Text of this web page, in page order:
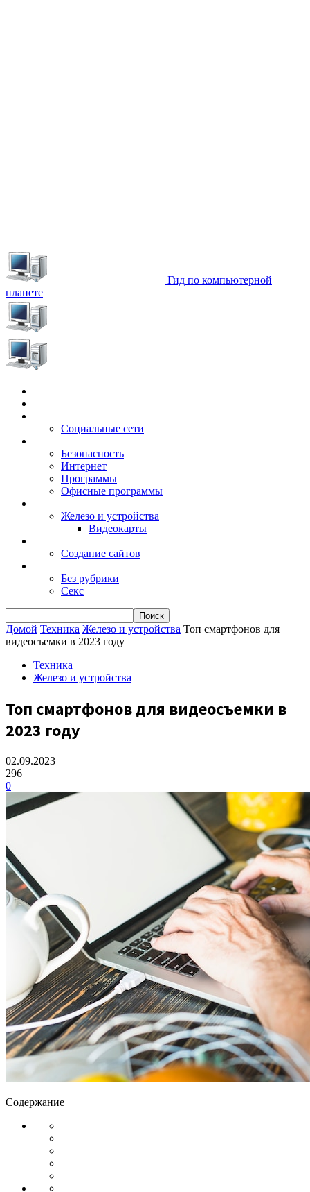
Гид по компьютерной
планете
Социальные сети
Безопасность
Интернет
Программы
Офисные программы
Железо и устройства
Видеокарты
Создание сайтов
Без рубрики
Секс
Домой Техника Железо и устройства Топ смартфонов для
видеосъемки в 2023 году
Техника
Железо и устройства
Топ смартфонов для видеосъемки в
2023 году
02.09.2023
296
0
Содержание